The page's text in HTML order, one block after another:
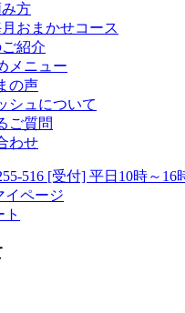
方
おまかせコース
紹介
メニュー
の声
シュについて
ご質問
わせ
516 [受付] 平日10時～16
イページ
ト